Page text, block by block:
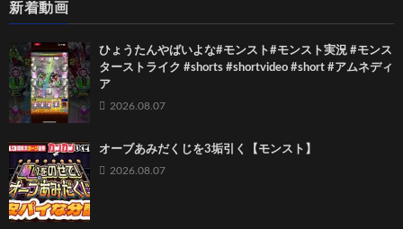
新着動画
ひょうたんやばいよな#モンスト#モンスト実況 #モンス
ターストライク #shorts #shortvideo #short #アムネディ
ア
2026.08.07
オーブあみだくじを3垢引く【モンスト】
2026.08.07